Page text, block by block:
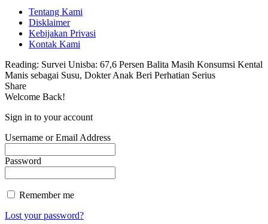
Tentang Kami
Disklaimer
Kebijakan Privasi
Kontak Kami
Reading: Survei Unisba: 67,6 Persen Balita Masih Konsumsi Kental
Manis sebagai Susu, Dokter Anak Beri Perhatian Serius
Share
Welcome Back!
Sign in to your account
Username or Email Address
Password
Remember me
Lost your password?